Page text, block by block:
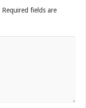
Required fields are